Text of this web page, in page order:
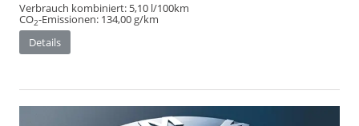
Verbrauch kombiniert: 5,10 l/100km
CO2-Emissionen: 134,00 g/km
Details